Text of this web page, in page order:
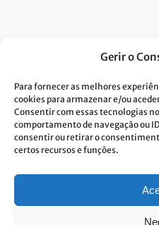
Gerir o
Para fornecer as melhores
cookies para armazenar e/ou
Consentir com essas tecnologias
comportamento de navegação ou
consentir ou retirar o
certos recursos e funções.
Dou consentimento ao
política de privacidade.*
A Costa Verde está comprometida
Cliqueaquie conheça a nossa